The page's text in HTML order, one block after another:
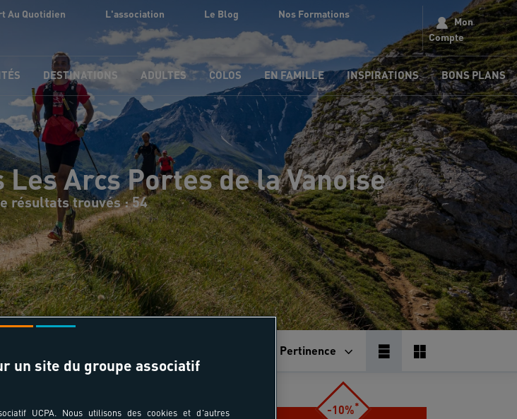
Au Quotidien L'association Le Blog Nos Formations
Mon
Compte
DESTINATIONS ADULTES COLOS EN FAMILLE INSPIRATIONS BONS PLANS
Arcs Portes de la Vanoise
résultats trouvés : 54
Pertinence
-10%*
un site du groupe associatif
UCPA. Nous utilisons des cookies et d'autres